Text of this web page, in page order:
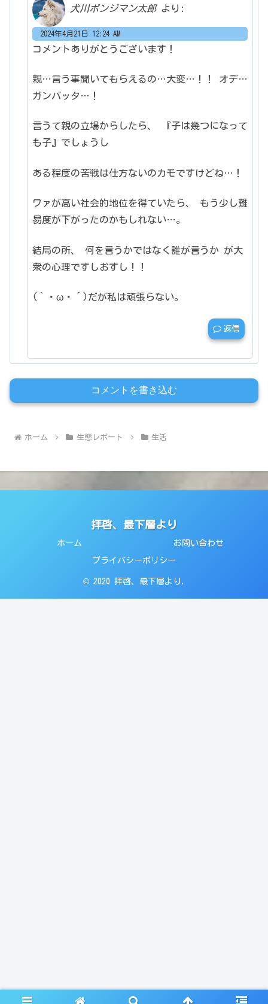
犬川ポンジマン太郎 より:
2024年4月21日 12:24 AM
コメントありがとうございます！
親…言う事聞いてもらえるの…大変…！！
オデ…
ガンバッタ…！
言うて親の立場からしたら、
『子は幾つになって
も子』でしょうし
ある程度の苦戦は仕方ないのカモですけどね…！
ワァが高い社会的地位を得ていたら、
もう少し難
易度が下がったのかもしれない…。
結局の所、 何を言うかではなく誰が言うか が大
衆の心理ですしおすし！！
(｀・ω・´)だが私は頑張らない。
返信
コメントを書き込む
ホーム 生態レポート 生活
拝啓、最下層より
ホーム お問い合わせ
プライバシーポリシー
© 2020 拝啓、最下層より.